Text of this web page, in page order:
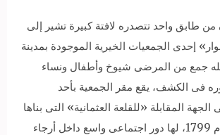
طابق واحد تتصدره لافتة كبيرة تشير إلى
إحدى الجمعيات الخيرية الموجودة بمدينة
جمع من المرضى شيوخ وأطفال ونساء
فى الكشف، يقع مقر الجمعية بأحد
الجهة المقابلة «للقلعة العثمانية» التى بناها
قنصوه الغورى عام 1799، لها دور اجتماعى واسع داخل أرجاء